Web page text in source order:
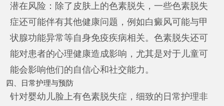
潜在风险：除了皮肤上的色素脱失，一些色素脱失
症还可能伴有其他健康问题，例如白癜风可能与甲
状腺功能异常等自身免疫疾病相关。色素脱失还可
能对患者的心理健康造成影响，尤其是对于儿童可
能会影响他们的自信心和社交能力。
四、日常护理与预防
针对婴幼儿脸上有色素脱失症，细致的日常护理非